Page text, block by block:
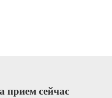
прием сейчас